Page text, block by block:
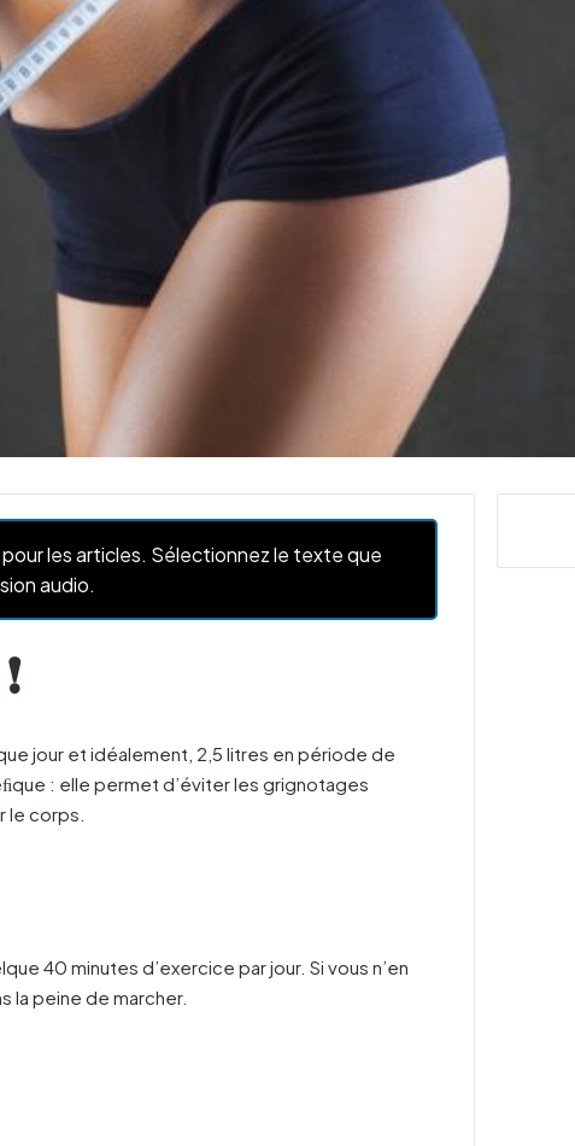
les articles. Sélectionnez le texte que
audio.
jour et idéalement, 2,5 litres en période de
: elle permet d’éviter les grignotages
le corps.
40 minutes d’exercice par jour. Si vous n’en
la peine de marcher.